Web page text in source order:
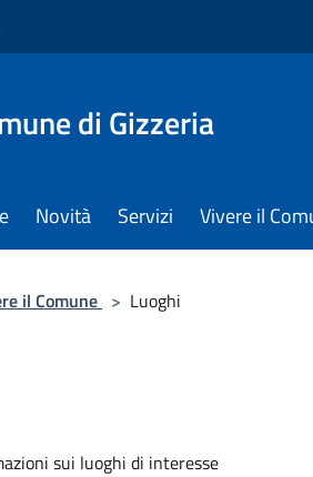
di Gizzeria
Novità Servizi Vivere il
il Comune > Luoghi
sui luoghi di interesse